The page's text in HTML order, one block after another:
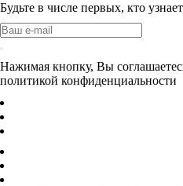
Будьте в числе первых, кто
Нажимая кнопку, Вы
политикой конфиденциальности